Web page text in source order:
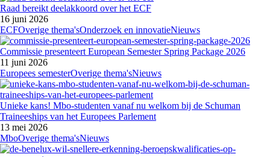
Raad bereikt deelakkoord over het ECF
16 juni 2026
ECFOverige thema'sOnderzoek en innovatieNieuws
Commissie presenteert European Semester Spring Package 2026
11 juni 2026
Europees semesterOverige thema'sNieuws
Unieke kans! Mbo-studenten vanaf nu welkom bij de Schuman
Traineeships van het Europees Parlement
13 mei 2026
MboOverige thema'sNieuws